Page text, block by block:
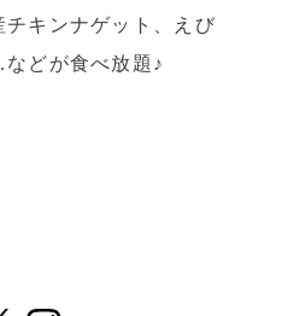
キンナゲット、えび
どが食べ放題♪